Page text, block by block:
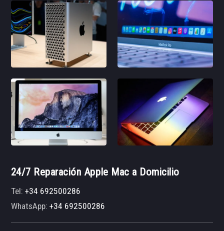
24/7 Reparación Apple Mac a Domicilio
Tel:+34 692500286
WhatsApp:+34 692500286